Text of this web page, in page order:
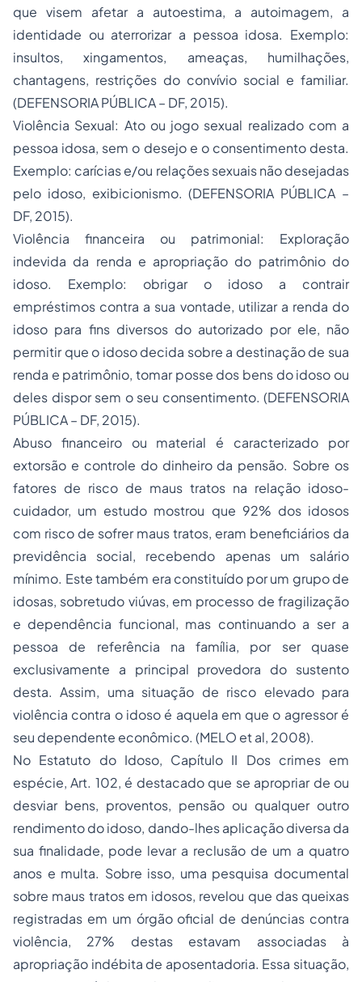
que visem afetar a autoestima, a autoimagem, a
identidade ou aterrorizar a pessoa idosa. Exemplo:
insultos, xingamentos, ameaças, humilhações,
chantagens, restrições do convívio social e familiar.
(DEFENSORIA PÚBLICA – DF, 2015).
Violência Sexual: Ato ou jogo sexual realizado com a
pessoa idosa, sem o desejo e o consentimento desta.
Exemplo: carícias e/ou relações sexuais não desejadas
pelo idoso, exibicionismo. (DEFENSORIA PÚBLICA –
DF, 2015).
Violência financeira ou patrimonial: Exploração
indevida da renda e apropriação do patrimônio do
idoso. Exemplo: obrigar o idoso a contrair
empréstimos contra a sua vontade, utilizar a renda do
idoso para fins diversos do autorizado por ele, não
permitir que o idoso decida sobre a destinação de sua
renda e patrimônio, tomar posse dos bens do idoso ou
deles dispor sem o seu consentimento. (DEFENSORIA
PÚBLICA – DF, 2015).
Abuso financeiro ou material é caracterizado por
extorsão e controle do dinheiro da pensão. Sobre os
fatores de risco de maus tratos na relação idoso-
cuidador, um estudo mostrou que 92% dos idosos
com risco de sofrer maus tratos, eram beneficiários da
previdência social, recebendo apenas um salário
mínimo. Este também era constituído por um grupo de
idosas, sobretudo viúvas, em processo de fragilização
e dependência funcional, mas continuando a ser a
pessoa de referência na família, por ser quase
exclusivamente a principal provedora do sustento
desta. Assim, uma situação de risco elevado para
violência contra o idoso é aquela em que o agressor é
seu dependente econômico. (MELO et al, 2008).
No Estatuto do Idoso, Capítulo II Dos crimes em
espécie, Art. 102, é destacado que se apropriar de ou
desviar bens, proventos, pensão ou qualquer outro
rendimento do idoso, dando-lhes aplicação diversa da
sua finalidade, pode levar a reclusão de um a quatro
anos e multa. Sobre isso, uma pesquisa documental
sobre maus tratos em idosos, revelou que das queixas
registradas em um órgão oficial de denúncias contra
violência, 27% destas estavam associadas à
apropriação indébita de aposentadoria. Essa situação,